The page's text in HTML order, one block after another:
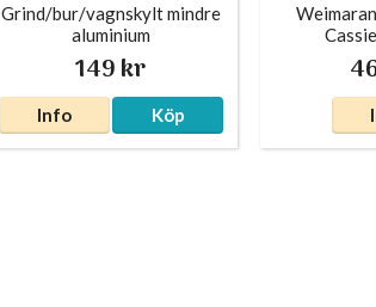
Grind/bur/vagnskylt mindre
aluminium
149 kr
Info Köp